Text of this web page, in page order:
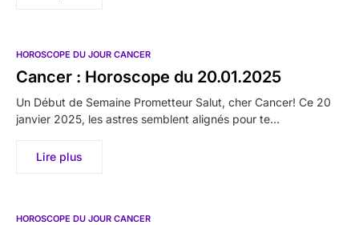
HOROSCOPE DU JOUR CANCER
Cancer : Horoscope du 20.01.2025
Un Début de Semaine Prometteur Salut, cher Cancer! Ce 20
janvier 2025, les astres semblent alignés pour te…
Lire plus
HOROSCOPE DU JOUR CANCER